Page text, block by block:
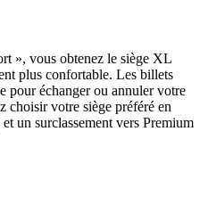
», vous obtenez le siège XL
plus confortable. Les billets
pour échanger ou annuler votre
choisir votre siège préféré en
un surclassement vers Premium